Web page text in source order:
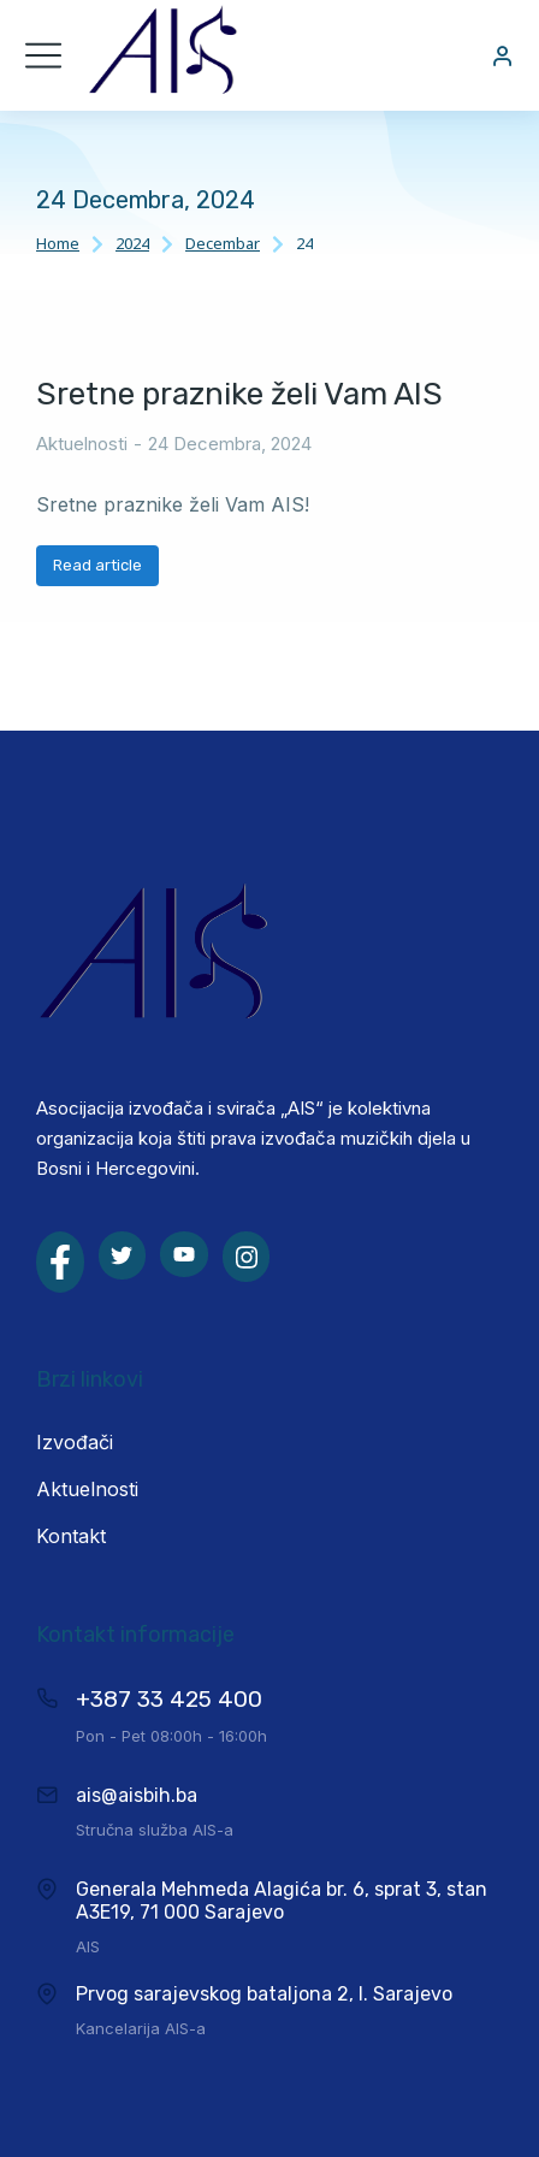
24 Decembra, 2024
You are here:
Home 2024 Decembar 24
Sretne praznike želi Vam AIS
Aktuelnosti 24 Decembra, 2024
Sretne praznike želi Vam AIS!
Read article
Asocijacija izvođača i svirača „AIS“ je kolektivna
organizacija koja štiti prava izvođača muzičkih djela u
Bosni i Hercegovini.
Brzi linkovi
Izvođači
Aktuelnosti
Kontakt
Kontakt informacije
+387 33 425 400
Pon - Pet 08:00h - 16:00h
ais@aisbih.ba
Stručna služba AIS-a
Generala Mehmeda Alagića br. 6, sprat 3, stan
A3E19, 71 000 Sarajevo
AIS
Prvog sarajevskog bataljona 2, I. Sarajevo
Kancelarija AIS-a